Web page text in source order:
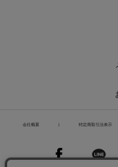
会社概要 特定商取引法表示